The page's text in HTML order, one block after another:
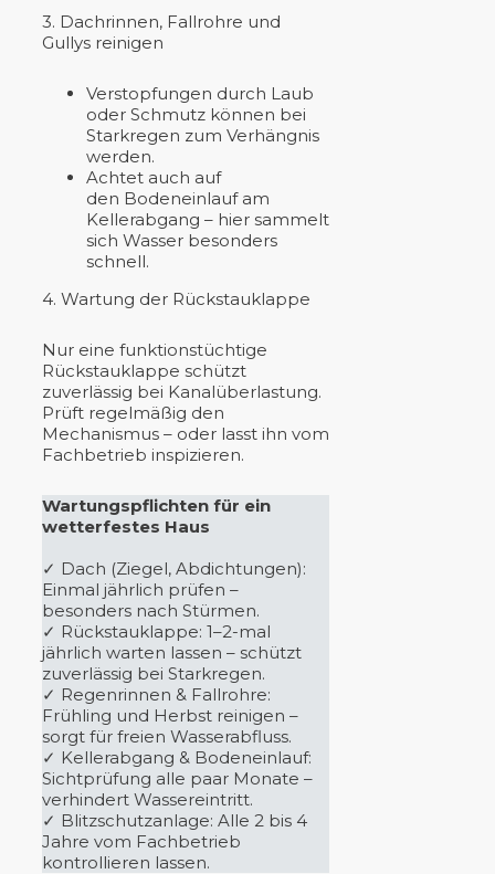
3. Dachrinnen, Fallrohre und
Gullys reinigen
Verstopfungen durch Laub
oder Schmutz können bei
Starkregen zum Verhängnis
werden.
Achtet auch auf
den Bodeneinlauf am
Kellerabgang – hier sammelt
sich Wasser besonders
schnell.
4. Wartung der Rückstauklappe
Nur eine funktionstüchtige
Rückstauklappe schützt
zuverlässig bei Kanalüberlastung.
Prüft regelmäßig den
Mechanismus – oder lasst ihn vom
Fachbetrieb inspizieren.
Wartungspflichten für ein
wetterfestes Haus
✓ Dach (Ziegel, Abdichtungen):
Einmal jährlich prüfen –
besonders nach Stürmen.
✓ Rückstauklappe: 1–2-mal
jährlich warten lassen – schützt
zuverlässig bei Starkregen.
✓ Regenrinnen & Fallrohre:
Frühling und Herbst reinigen –
sorgt für freien Wasserabfluss.
✓ Kellerabgang & Bodeneinlauf:
Sichtprüfung alle paar Monate –
verhindert Wassereintritt.
✓ Blitzschutzanlage: Alle 2 bis 4
Jahre vom Fachbetrieb
kontrollieren lassen.